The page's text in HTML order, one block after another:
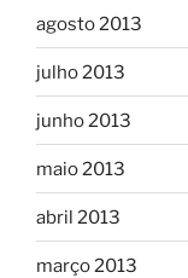
agosto 2013
julho 2013
junho 2013
maio 2013
abril 2013
março 2013